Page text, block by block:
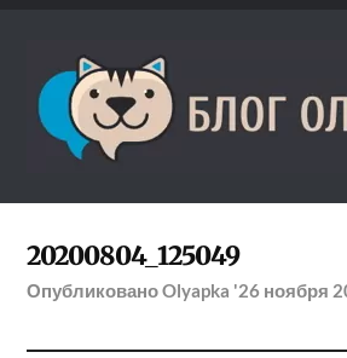
20200804_125049
ОпубликованоOlyapka '26 ноября